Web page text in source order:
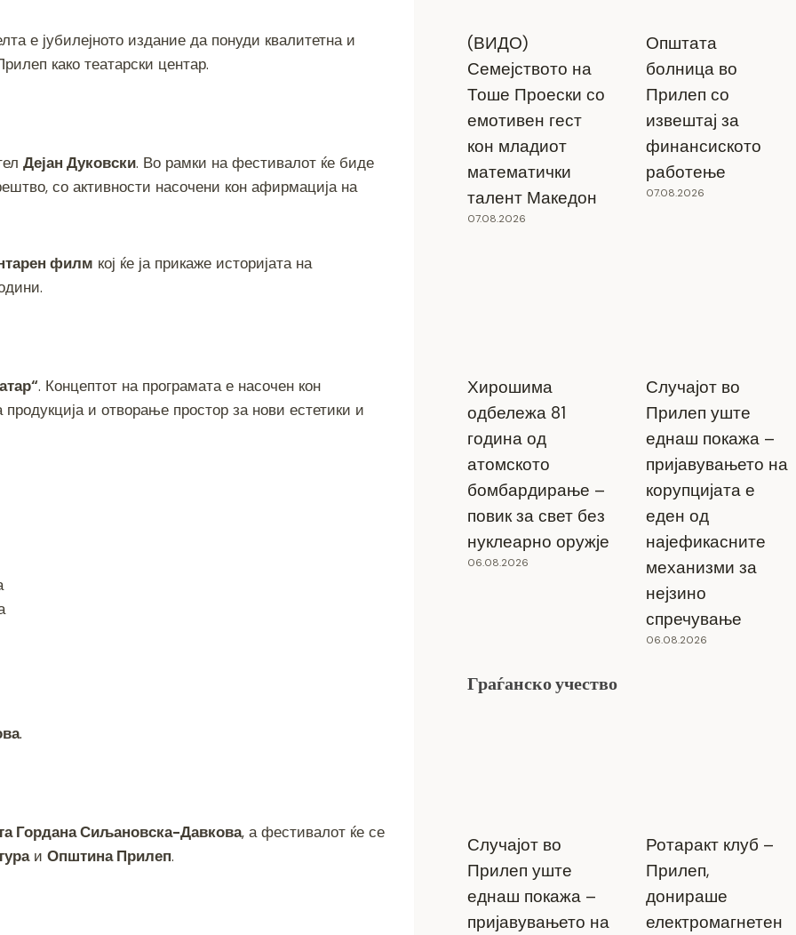
е јубилејното издание да понуди квалитетна и
како театарски центар.
Дејан Дуковски. Во рамки на фестивалот ќе биде
со активности насочени кон афирмација на
филм кој ќе ја прикаже историјата на
. Концептот на програмата е насочен кон
и отворање простор за нови естетики и
.
Гордана Сиљановска-Давкова, а фестивалот ќе се
и Општина Прилеп.
(ВИДО)
Семејството на
Тоше Проески со
емотивен гест
кон младиот
математички
талент Македон
07.08.2026
Општата
болница во
Прилеп со
извештај за
финансиското
работење
07.08.2026
Хирошима
одбележа 81
година од
атомското
бомбардирање –
повик за свет без
нуклеарно оружје
06.08.2026
Случајот во
Прилеп уште
еднаш покажа –
пријавувањето на
корупцијата е
еден од
најефикасните
механизми за
нејзино
спречување
06.08.2026
Граѓанско учество
Случајот во
Прилеп уште
еднаш покажа –
пријавувањето на
Ротаракт клуб –
Прилеп,
донираше
електромагнетен